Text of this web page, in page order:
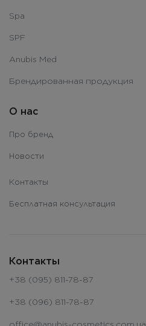
Spa
SPF
Anubis Med
Брендированная продукция
О нас
Про бренд
Новости
Контакты
Бесплатная консультация
Контакты
+38 (095) 811-78-87
+38 (096) 811-78-87